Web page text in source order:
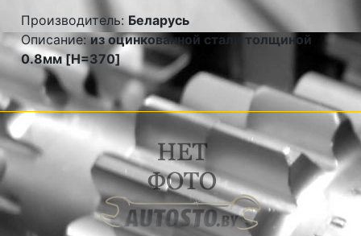
Производитель: Беларусь
Описание:из оцинкованной стали толщиной
0.8мм [H=370]